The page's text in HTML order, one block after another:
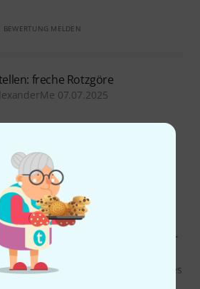
BEWERTUNG MELDEN
freche Rotzgöre
07.07.2025
aus dem 18. Jahrhundert.
Larsen Virtuoso
Toller warmer Klang, jedoch
etwas mehr absetzen. Ging
3 Saiten etwas unter. Es fehlte mir
angerufen und wirklich ein nettes